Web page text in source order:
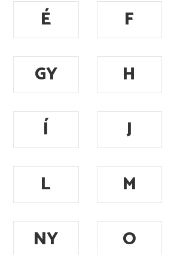
É
F
GY
H
Í
J
L
M
NY
O